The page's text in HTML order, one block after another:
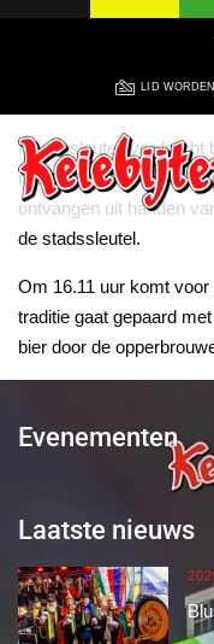
LID
Na de sleuteloverdracht
mogen alle
ontvangen uit handen
de stadssleutel.
Om 16.11 uur komt
traditie gaat gepaard
bier door de
Evenementen
Laatste nieuws